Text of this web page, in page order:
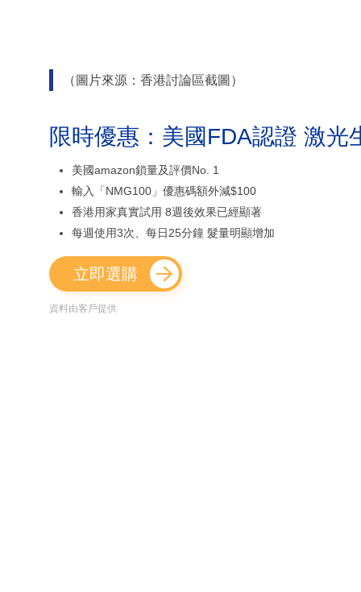
（圖片來源：香港討論區截圖）
限時優惠：美國FDA認證 激光
美國amazon鎖量及評價No. 1
輸入「NMG100」優惠碼額外減$100
香港用家真實試用 8週後效果已經顯著
每週使用3次、每日25分鐘 髮量明顯增加
立即選購
資料由客戶提供